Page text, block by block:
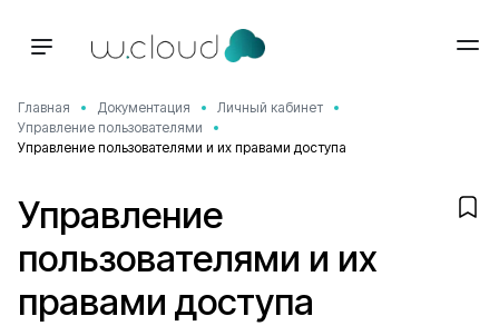
Главная Документация
Личный кабинет
Управление пользователями
Управление пользователями и их правами доступа
Управление
пользователями и их
правами доступа